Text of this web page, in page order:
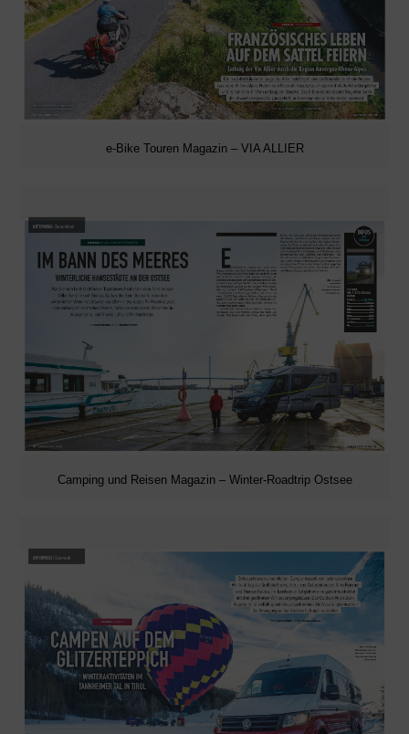
e-Bike Touren Magazin – VIA ALLIER
Camping und Reisen Magazin – Winter-Roadtrip Ostsee